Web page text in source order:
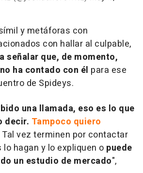
y metáforas con
con hallar al culpable,
señalar que, de momento,
ha contado con él para ese
de Spideys.
una llamada, eso es lo que
decir. Tampoco quiero
Tal vez terminen por contactar
hagan y lo expliquen o puede
un estudio de mercado",